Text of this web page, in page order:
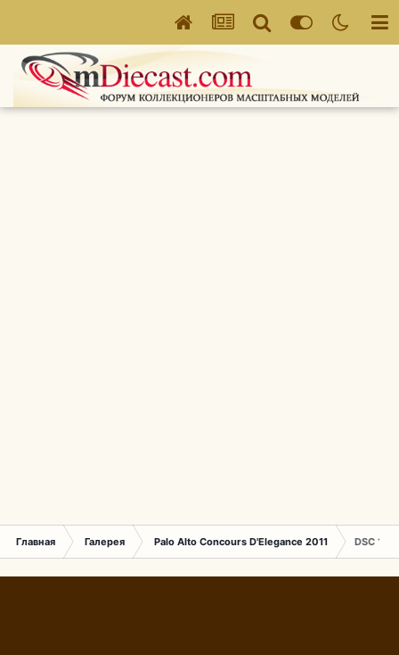
Главная Галерея Palo Alto Concours D'Elegance 2011 DSC